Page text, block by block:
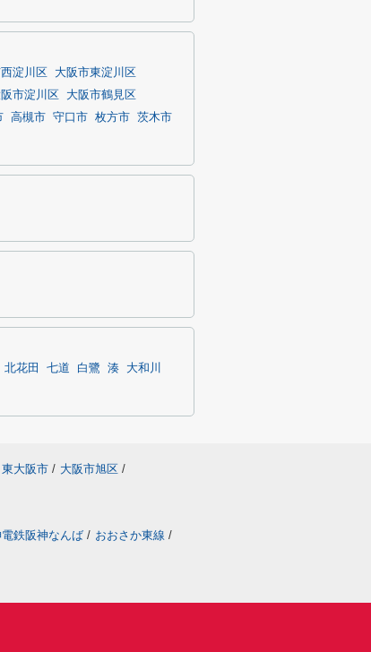
淀川区
大阪市東淀川区
市淀川区
大阪市鶴見区
高槻市 守口市 枚方市 茨木市
北花田 七道 白鷺 湊
大和川
東大阪市 / 大阪市旭区 /
電鉄阪神なんば / おおさか東線 /